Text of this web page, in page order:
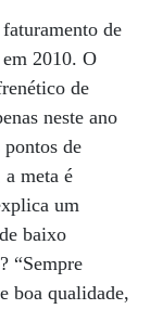
de
2010. O
de
neste ano
de
a meta é
um
baixo
“Sempre
boa qualidade,